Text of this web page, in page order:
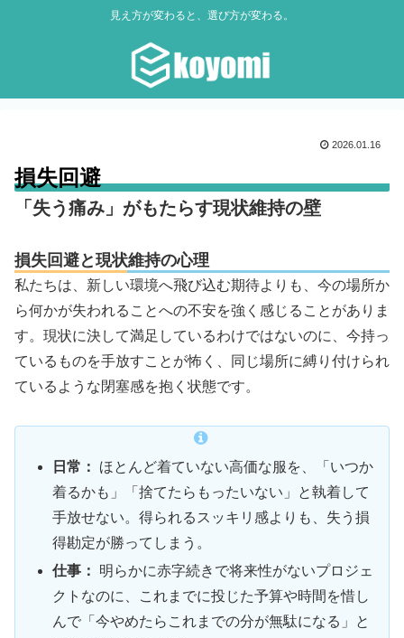
見え方が変わると、選び方が変わる。
2026.01.16
損失回避
「失う痛み」がもたらす現状維持の壁
損失回避と現状維持の心理
私たちは、新しい環境へ飛び込む期待よりも、今の場所か
ら何かが失われることへの不安を強く感じることがありま
す。現状に決して満足しているわけではないのに、今持っ
ているものを手放すことが怖く、同じ場所に縛り付けられ
ているような閉塞感を抱く状態です。
日常：
ほとんど着ていない高価な服を、「いつか
着るかも」「捨てたらもったいない」と執着して
手放せない。得られるスッキリ感よりも、失う損
得勘定が勝ってしまう。
仕事：
明らかに赤字続きで将来性がないプロジェ
クトなのに、これまでに投じた予算や時間を惜し
んで「今やめたらこれまでの分が無駄になる」と